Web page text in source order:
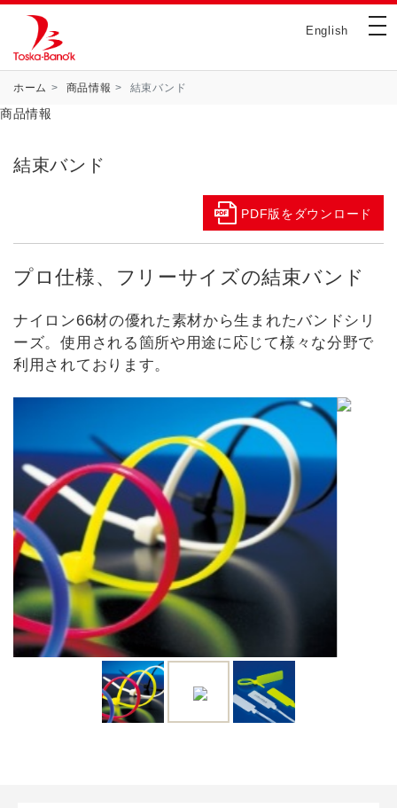
メ
ン
English
パ
ン
ず
ホーム 商品情報 結束バンド
商品情報
結束バンド
PDF版をダウンロード
プロ仕様、フリーサイズの結束バンド
ナイロン66材の優れた素材から生まれたバンドシリ
ーズ。使用される箇所や用途に応じて様々な分野で
利用されております。